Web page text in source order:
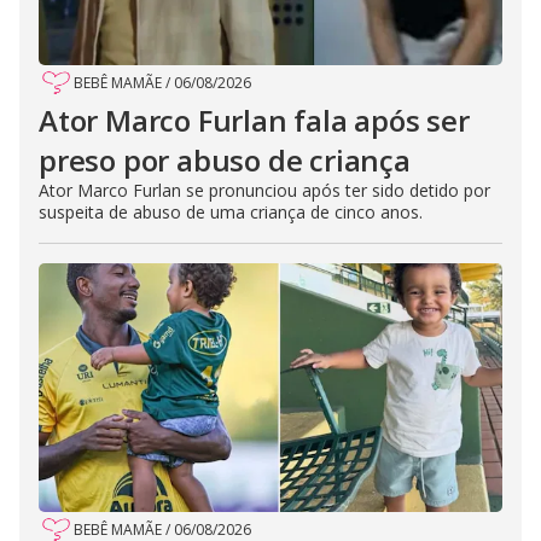
BEBÊ MAMÃE/ 06/08/2026
Ator Marco Furlan fala após ser
preso por abuso de criança
Ator Marco Furlan se pronunciou após ter sido detido por
suspeita de abuso de uma criança de cinco anos.
BEBÊ MAMÃE/ 06/08/2026